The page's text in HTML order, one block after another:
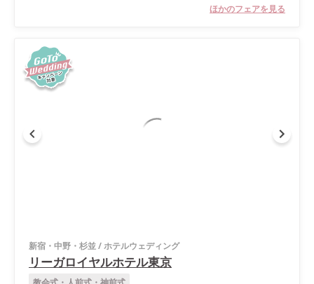
ほかのフェアを見る
新宿・中野・杉並/ホテルウェディング
リーガロイヤルホテル東京